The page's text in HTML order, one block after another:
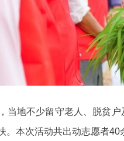
当地不少留守老人、脱贫
。本次活动共出动志愿者